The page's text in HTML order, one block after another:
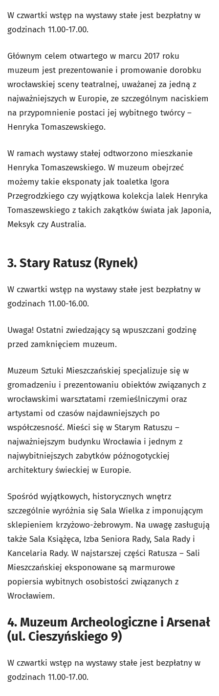
W czwartki wstęp na wystawy stałe jest bezpłatny w
godzinach 11.00-17.00.
Głównym celem otwartego w marcu 2017 roku
muzeum jest prezentowanie i promowanie dorobku
wrocławskiej sceny teatralnej, uważanej za jedną z
najważniejszych w Europie, ze szczególnym naciskiem
na przypomnienie postaci jej wybitnego twórcy –
Henryka Tomaszewskiego.
W ramach wystawy stałej odtworzono mieszkanie
Henryka Tomaszewskiego. W muzeum obejrzeć
możemy takie eksponaty jak toaletka Igora
Przegrodzkiego czy wyjątkowa kolekcja lalek Henryka
Tomaszewskiego z takich zakątków świata jak Japonia,
Meksyk czy Australia.
3. Stary Ratusz (Rynek)
W czwartki wstęp na wystawy stałe jest bezpłatny w
godzinach 11.00-16.00.
Uwaga! Ostatni zwiedzający są wpuszczani godzinę
przed zamknięciem muzeum.
Muzeum Sztuki Mieszczańskiej specjalizuje się w
gromadzeniu i prezentowaniu obiektów związanych z
wrocławskimi warsztatami rzemieślniczymi oraz
artystami od czasów najdawniejszych po
współczesność. Mieści się w Starym Ratuszu –
najważniejszym budynku Wrocławia i jednym z
najwybitniejszych zabytków późnogotyckiej
architektury świeckiej w Europie.
Spośród wyjątkowych, historycznych wnętrz
szczególnie wyróżnia się Sala Wielka z imponującym
sklepieniem krzyżowo-żebrowym. Na uwagę zasługują
także Sala Książęca, Izba Seniora Rady, Sala Rady i
Kancelaria Rady. W najstarszej części Ratusza – Sali
Mieszczańskiej eksponowane są marmurowe
popiersia wybitnych osobistości związanych z
Wrocławiem.
4. Muzeum Archeologiczne i Arsenał
(ul. Cieszyńskiego 9)
W czwartki wstęp na wystawy stałe jest bezpłatny w
godzinach 11.00-17.00.